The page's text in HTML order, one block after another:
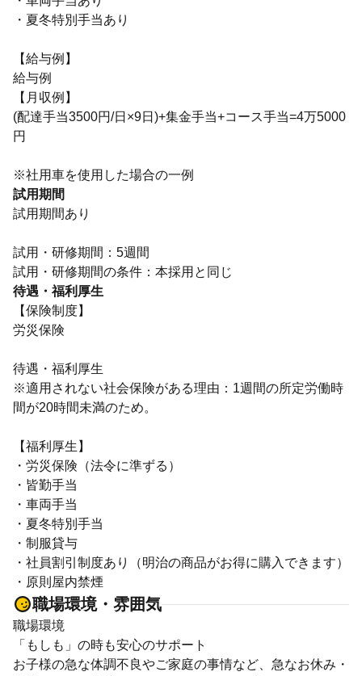
・夏冬特別手当あり
【給与例】
給与例
【月収例】
(配達手当3500円/日×9日)+集金手当+コース手当=4万5000
円
※社用車を使用した場合の一例
試用期間
試用期間あり
試用・研修期間：5週間
待遇・福利厚生
【保険制度】
労災保険
待遇・福利厚生
※適用されない社会保険がある理由：1週間の所定労働時
間が20時間未満のため。
【福利厚生】
・労災保険（法令に準ずる）
・皆勤手当
・車両手当
・夏冬特別手当
・制服貸与
・社員割引制度あり（明治の商品がお得に購入できます）
・原則屋内禁煙
職場環境・雰囲気
職場環境
「もしも」の時も安心のサポート
お子様の急な体調不良やご家庭の事情など、急なお休み・